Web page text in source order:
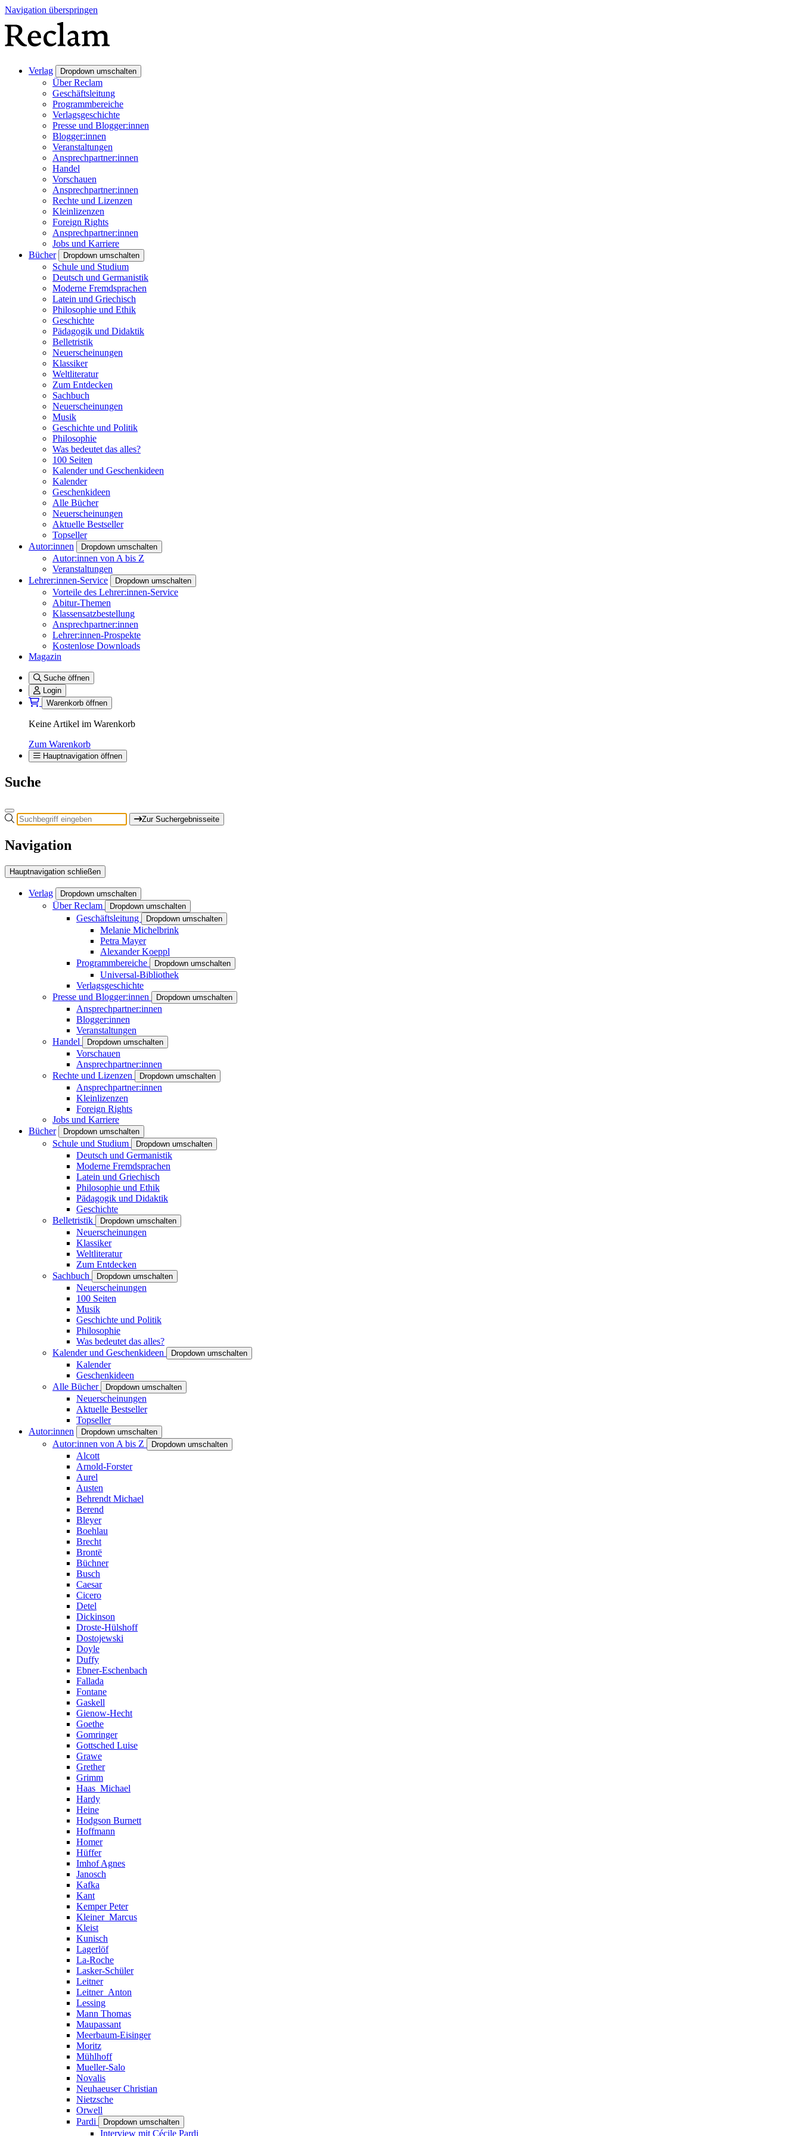
Navigation überspringen
Verlag Dropdown umschalten
Über Reclam
Geschäftsleitung
Programmbereiche
Verlagsgeschichte
Presse und Blogger:innen
Blogger:innen
Veranstaltungen
Ansprechpartner:innen
Handel
Vorschauen
Ansprechpartner:innen
Rechte und Lizenzen
Kleinlizenzen
Foreign Rights
Ansprechpartner:innen
Jobs und Karriere
Bücher
Dropdown umschalten
Schule und Studium
Deutsch und Germanistik
Moderne Fremdsprachen
Latein und Griechisch
Philosophie und Ethik
Geschichte
Pädagogik und Didaktik
Belletristik
Neuerscheinungen
Klassiker
Weltliteratur
Zum Entdecken
Sachbuch
Neuerscheinungen
Musik
Geschichte und Politik
Philosophie
Was bedeutet das alles?
100 Seiten
Kalender und Geschenkideen
Kalender
Geschenkideen
Alle Bücher
Neuerscheinungen
Aktuelle Bestseller
Topseller
Autor:innen
Dropdown umschalten
Autor:innen von A bis Z
Veranstaltungen
Lehrer:innen-Service
Dropdown umschalten
Vorteile des Lehrer:innen-Service
Abitur-Themen
Klassensatzbestellung
Ansprechpartner:innen
Lehrer:innen-Prospekte
Kostenlose Downloads
Magazin
Suche öffnen
Login
Warenkorb öffnen
Keine Artikel im Warenkorb
Zum Warenkorb
Hauptnavigation öffnen
Suche
Zur Suchergebnisseite
Navigation
Hauptnavigation schließen
Verlag Dropdown umschalten
Über Reclam Dropdown umschalten
Geschäftsleitung Dropdown umschalten
Melanie Michelbrink
Petra Mayer
Alexander Koeppl
Programmbereiche
Dropdown umschalten
Universal-Bibliothek
Verlagsgeschichte
Presse und Blogger:innen
Dropdown umschalten
Ansprechpartner:innen
Blogger:innen
Veranstaltungen
Handel
Dropdown umschalten
Vorschauen
Ansprechpartner:innen
Rechte und Lizenzen
Dropdown umschalten
Ansprechpartner:innen
Kleinlizenzen
Foreign Rights
Jobs und Karriere
Bücher
Dropdown umschalten
Schule und Studium Dropdown umschalten
Deutsch und Germanistik
Moderne Fremdsprachen
Latein und Griechisch
Philosophie und Ethik
Pädagogik und Didaktik
Geschichte
Belletristik
Dropdown umschalten
Neuerscheinungen
Klassiker
Weltliteratur
Zum Entdecken
Sachbuch
Dropdown umschalten
Neuerscheinungen
100 Seiten
Musik
Geschichte und Politik
Philosophie
Was bedeutet das alles?
Kalender und Geschenkideen
Dropdown umschalten
Kalender
Geschenkideen
Alle Bücher
Dropdown umschalten
Neuerscheinungen
Aktuelle Bestseller
Topseller
Autor:innen
Dropdown umschalten
Autor:innen von A bis Z Dropdown umschalten
Alcott
Arnold-Forster
Aurel
Austen
Behrendt Michael
Berend
Bleyer
Boehlau
Brecht
Brontë
Büchner
Busch
Caesar
Cicero
Detel
Dickinson
Droste-Hülshoff
Dostojewski
Doyle
Duffy
Ebner-Eschenbach
Fallada
Fontane
Gaskell
Gienow-Hecht
Goethe
Gomringer
Gottsched Luise
Grawe
Grether
Grimm
Haas_Michael
Hardy
Heine
Hodgson Burnett
Hoffmann
Homer
Hüffer
Imhof Agnes
Janosch
Kafka
Kant
Kemper Peter
Kleiner_Marcus
Kleist
Kunisch
Lagerlöf
La-Roche
Lasker-Schüler
Leitner
Leitner_Anton
Lessing
Mann Thomas
Maupassant
Meerbaum-Eisinger
Moritz
Mühlhoff
Mueller-Salo
Novalis
Neuhaeuser Christian
Nietzsche
Orwell
Pardi
Dropdown umschalten
Interview mit Cécile Pardi